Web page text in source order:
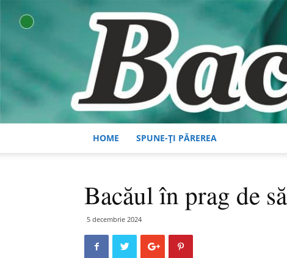
HOME SPUNE-ȚI PĂREREA
Bacăul în prag de
5 decembrie 2024